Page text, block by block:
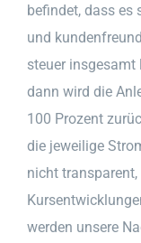
befindet, dass es
und
steuer insgesamt
dann wird die
100 Prozent
die jeweilige
nicht
werden unsere